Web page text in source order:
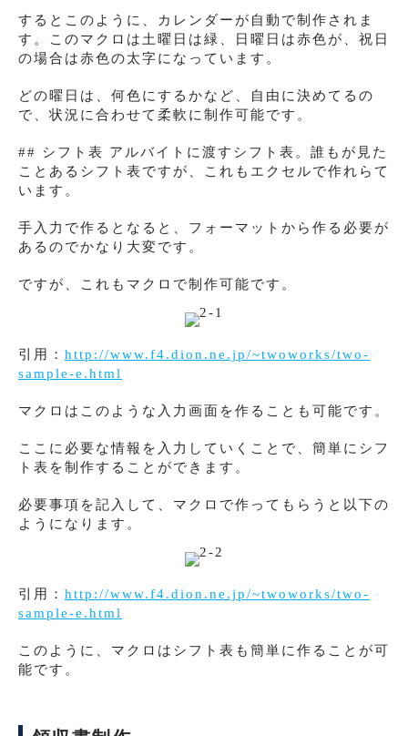
するとこのように、カレンダーが自動で制作されま
す。このマクロは土曜日は緑、日曜日は赤色が、祝日
の場合は赤色の太字になっています。
どの曜日は、何色にするかなど、自由に決めてるの
で、状況に合わせて柔軟に制作可能です。
## シフト表 アルバイトに渡すシフト表。誰もが見た
ことあるシフト表ですが、これもエクセルで作れらて
います。
手入力で作るとなると、フォーマットから作る必要が
あるのでかなり大変です。
ですが、これもマクロで制作可能です。
引用： http://www.f4.dion.ne.jp/~twoworks/two-
sample-e.html
マクロはこのような入力画面を作ることも可能です。
ここに必要な情報を入力していくことで、簡単にシフ
ト表を制作することができます。
必要事項を記入して、マクロで作ってもらうと以下の
ようになります。
引用： http://www.f4.dion.ne.jp/~twoworks/two-
sample-e.html
このように、マクロはシフト表も簡単に作ることが可
能です。